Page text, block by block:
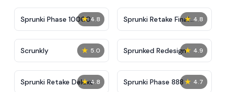
★ 4.8
Sprunki Phase 10000 ★ 4.8
Sprunki Retake Final
Update
★ 5.0
Scrunkly ★ 4.9
Sprunked Redesign
★ 4.8
Sprunki Retake Deluxe ★ 4.7
Sprunki Phase 888